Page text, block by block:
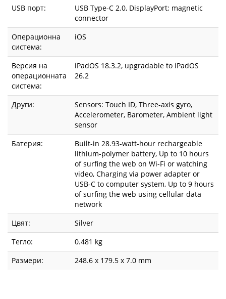
USB порт:
USB Type-C 2.0, DisplayPort; magnetic
connector
Операционна
система:
iOS
Версия на
операционната
система:
iPadOS 18.3.2, upgradable to iPadOS
26.2
Други:
Sensors: Touch ID, Three-axis gyro,
Accelerometer, Barometer, Ambient light
sensor
Батерия:
Built-in 28.93-watt-hour rechargeable
lithium-polymer battery, Up to 10 hours
of surfing the web on Wi-Fi or watching
video, Charging via power adapter or
USB-C to computer system, Up to 9 hours
of surfing the web using cellular data
network
Цвят:
Silver
Тегло:
0.481 kg
Размери:
248.6 x 179.5 x 7.0 mm